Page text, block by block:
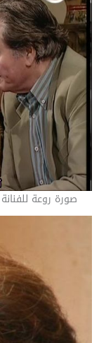
صورة روعة